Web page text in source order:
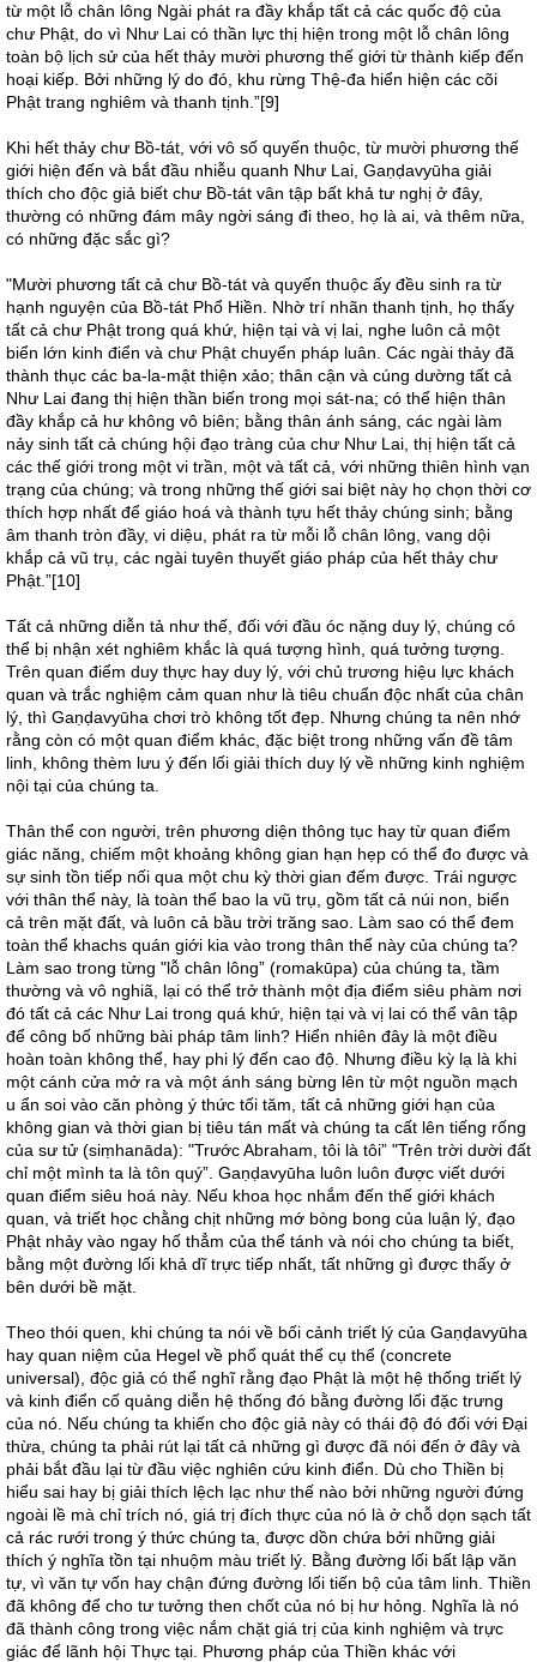
từ một lỗ chân lông Ngài phát ra đầy khắp tất cả các quốc độ của
chư Phật, do vì Như Lai có thần lực thị hiện trong một lỗ chân lông
toàn bộ lịch sử của hết thảy mười phương thế giới từ thành kiếp đến
hoại kiếp. Bởi những lý do đó, khu rừng Thệ-đa hiển hiện các cõi
Phật trang nghiêm và thanh tịnh.”[9]
Khi hết thảy chư Bồ-tát, với vô số quyến thuộc, từ mười phương thế
giới hiện đến và bắt đầu nhiễu quanh Như Lai, Gaṇḍavyūha giải
thích cho độc giả biết chư Bồ-tát vân tập bất khả tư nghị ở đây,
thường có những đám mây ngời sáng đi theo, họ là ai, và thêm nữa,
có những đặc sắc gì?
"Mười phương tất cả chư Bồ-tát và quyến thuộc ấy đều sinh ra từ
hạnh nguyện của Bồ-tát Phổ Hiền. Nhờ trí nhãn thanh tịnh, họ thấy
tất cả chư Phật trong quá khứ, hiện tại và vị lai, nghe luôn cả một
biển lớn kinh điển và chư Phật chuyển pháp luân. Các ngài thảy đã
thành thục các ba-la-mật thiện xảo; thân cận và cúng dường tất cả
Như Lai đang thị hiện thần biến trong mọi sát-na; có thể hiện thân
đầy khắp cả hư không vô biên; bằng thân ánh sáng, các ngài làm
nảy sinh tất cả chúng hội đạo tràng của chư Như Lai, thị hiện tất cả
các thế giới trong một vi trần, một và tất cả, với những thiên hình vạn
trạng của chúng; và trong những thế giới sai biệt này họ chọn thời cơ
thích hợp nhất để giáo hoá và thành tựu hết thảy chúng sinh; bằng
âm thanh tròn đầy, vi diệu, phát ra từ mỗi lỗ chân lông, vang dội
khắp cả vũ trụ, các ngài tuyên thuyết giáo pháp của hết thảy chư
Phật.”[10]
Tất cả những diễn tả như thế, đối với đầu óc nặng duy lý, chúng có
thể bị nhận xét nghiêm khắc là quá tượng hình, quá tưởng tượng.
Trên quan điểm duy thực hay duy lý, với chủ trương hiệu lực khách
quan và trắc nghiệm cảm quan như là tiêu chuẩn độc nhất của chân
lý, thì Gaṇḍavyūha chơi trò không tốt đẹp. Nhưng chúng ta nên nhớ
rằng còn có một quan điểm khác, đặc biệt trong những vấn đề tâm
linh, không thèm lưu ý đến lối giải thích duy lý về những kinh nghiệm
nội tại của chúng ta.
Thân thể con người, trên phương diện thông tục hay từ quan điểm
giác năng, chiếm một khoảng không gian hạn hẹp có thể đo được và
sự sinh tồn tiếp nối qua một chu kỳ thời gian đếm được. Trái ngược
với thân thể này, là toàn thể bao la vũ trụ, gồm tất cả núi non, biển
cả trên mặt đất, và luôn cả bầu trời trăng sao. Làm sao có thể đem
toàn thể khachs quán giới kia vào trong thân thể này của chúng ta?
Làm sao trong từng "lỗ chân lông” (romakūpa) của chúng ta, tầm
thường và vô nghiã, lại có thể trở thành một địa điểm siêu phàm nơi
đó tất cả các Như Lai trong quá khứ, hiện tại và vị lai có thể vân tập
để công bố những bài pháp tâm linh? Hiển nhiên đây là một điều
hoàn toàn không thể, hay phi lý đến cao độ. Nhưng điều kỳ lạ là khi
một cánh cửa mở ra và một ánh sáng bừng lên từ một nguồn mạch
u ẩn soi vào căn phòng ý thức tối tăm, tất cả những giới hạn của
không gian và thời gian bị tiêu tán mất và chúng ta cất lên tiếng rống
của sư tử (siṃhanāda): "Trước Abraham, tôi là tôi” "Trên trời dười đất
chỉ một mình ta là tôn quý”. Gaṇḍavyūha luôn luôn được viết dưới
quan điểm siêu hoá này. Nếu khoa học nhắm đến thế giới khách
quan, và triết học chằng chịt những mớ bòng bong của luận lý, đạo
Phật nhảy vào ngay hố thẳm của thể tánh và nói cho chúng ta biết,
bằng một đường lối khả dĩ trực tiếp nhất, tất những gì được thấy ở
bên dưới bề mặt.
Theo thói quen, khi chúng ta nói về bối cảnh triết lý của Gaṇḍavyūha
hay quan niệm của Hegel về phổ quát thể cụ thể (concrete
universal), độc giả có thể nghĩ rằng đạo Phật là một hệ thống triết lý
và kinh điển cố quảng diễn hệ thống đó bằng đường lối đặc trưng
của nó. Nếu chúng ta khiến cho độc giả này có thái độ đó đối với Đại
thừa, chúng ta phải rút lại tất cả những gì được đã nói đến ở đây và
phải bắt đầu lại từ đầu việc nghiên cứu kinh điển. Dù cho Thiền bị
hiểu sai hay bị giải thích lệch lạc như thế nào bởi những người đứng
ngoài lề mà chỉ trích nó, giá trị đích thực của nó là ở chỗ dọn sạch tất
cả rác rưới trong ý thức chúng ta, được dồn chứa bởi những giải
thích ý nghĩa tồn tại nhuộm màu triết lý. Bằng đường lối bất lập văn
tự, vì văn tự vốn hay chận đứng đường lối tiến bộ của tâm linh. Thiền
đã không để cho tư tưởng then chốt của nó bị hư hỏng. Nghĩa là nó
đã thành công trong việc nắm chặt giá trị của kinh nghiệm và trực
giác để lãnh hội Thực tại. Phương pháp của Thiền khác với